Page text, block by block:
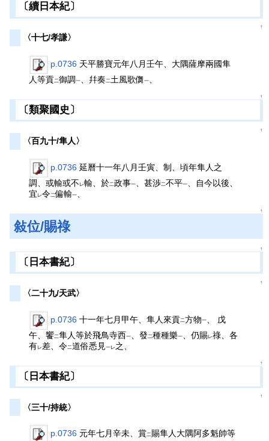
〔續日本紀〕
↑
〈十七/孝謙〉
p.0736 天平勝寶元年八月壬午、大隅薩摩兩國隼
人等貢二御調一 、幷奏二土風歌儛一
↑
〔類聚國史〕
↑
〈百九十/隼人〉
p.0736 延曆十一年八月壬寅、制、頃年隼人之
調、或輸或不 レ輸、於二政事一 、甚渉二不平一
、自今以後、
宜 レ令二偏輸一
↑
敍位/賜祿
↑
〔日本書紀〕
↑
〈二十九/天武〉
p.0736 十一年七月甲午、隼人來貢二方物一
、 戊
午、饗二隼人等於飛鳥寺西一 、發 二種種樂一 、仍賜レ祿、各
有レ 差、令二道俗悉見一レ 之、
↑
〔日本書紀〕
↑
〈三十/持統〉
p.0736 元年七月辛未、賞二賜隼人大隅阿多魁帥等